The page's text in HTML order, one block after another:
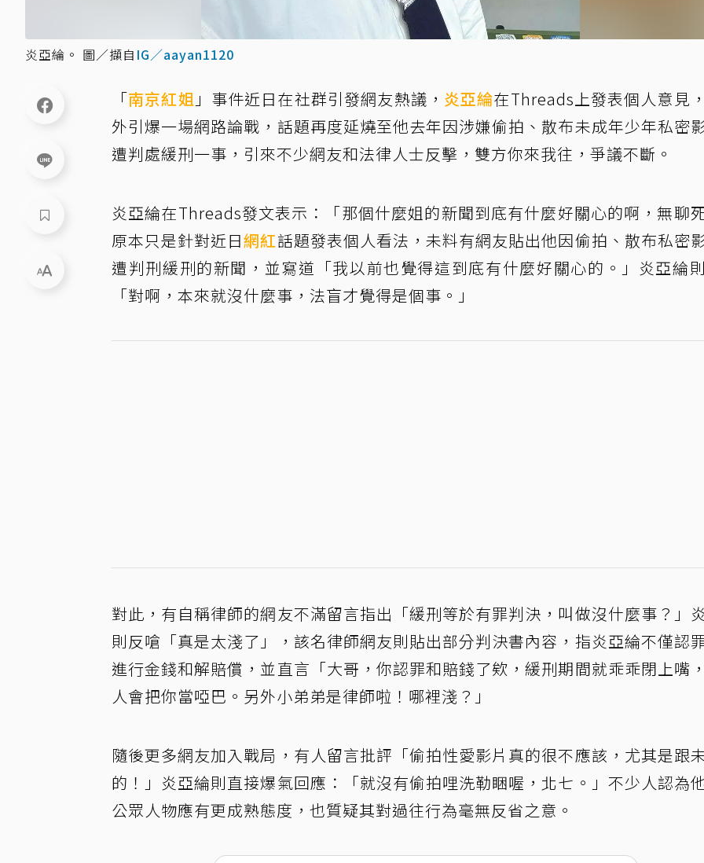
炎亞綸。 圖／擷自 IG／aayan1120
「南京紅姐 」事件近日在社群引發網友熱議， 炎亞綸在Threads上發表個人意見
外引爆一場網路論戰，話題再度延燒至他去年因涉嫌偷拍、散布未成年少年私密
遭判處緩刑一事，引來不少網友和法律人士反擊，雙方你來我往，爭議不斷。
炎亞綸在Threads發文表示：「那個什麼姐的新聞到底有什麼好關心的啊，無聊
原本只是針對近日網紅話題發表個人看法，未料有網友貼出他因偷拍、散布私密
遭判刑緩刑的新聞，並寫道「我以前也覺得這到底有什麼好關心的。」炎亞綸
「對啊，本來就沒什麼事，法盲才覺得是個事。」
對此，有自稱律師的網友不滿留言指出「緩刑等於有罪判決，叫做沒什麼事？」
則反嗆「真是太淺了」，該名律師網友則貼出部分判決書內容，指炎亞綸不僅認
進行金錢和解賠償，並直言「大哥，你認罪和賠錢了欸，緩刑期間就乖乖閉上嘴
人會把你當啞巴。另外小弟弟是律師啦！哪裡淺？」
隨後更多網友加入戰局，有人留言批評「偷拍性愛影片真的很不應該，尤其是跟
的！」炎亞綸則直接爆氣回應：「就沒有偷拍哩洗勒睏喔，北七。」不少人認為
公眾人物應有更成熟態度，也質疑其對過往行為毫無反省之意。